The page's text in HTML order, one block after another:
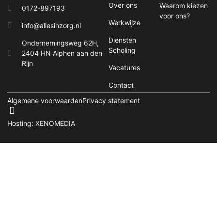
0172-897193
info@allesinzorg.nl
Ondernemingsweg 62H,
2404 HN Alphen aan den
Rijn
Over ons
Werkwijze
Diensten
Scholing
Vacatures
Contact
Waarom kiezen
voor ons?
Algemene voorwaardenPrivacy statement
Hosting: XENOMEDIA